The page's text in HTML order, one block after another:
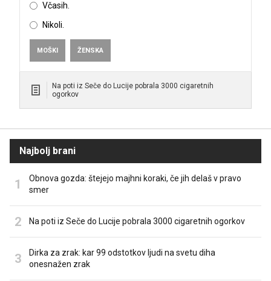
Včasih.
Nikoli.
MOŠKI ŽENSKA
Na poti iz Seče do Lucije pobrala 3000 cigaretnih
ogorkov
Najbolj brani
Obnova gozda: štejejo majhni koraki, če jih delaš v pravo
smer
Na poti iz Seče do Lucije pobrala 3000 cigaretnih ogorkov
Dirka za zrak: kar 99 odstotkov ljudi na svetu diha
onesnažen zrak